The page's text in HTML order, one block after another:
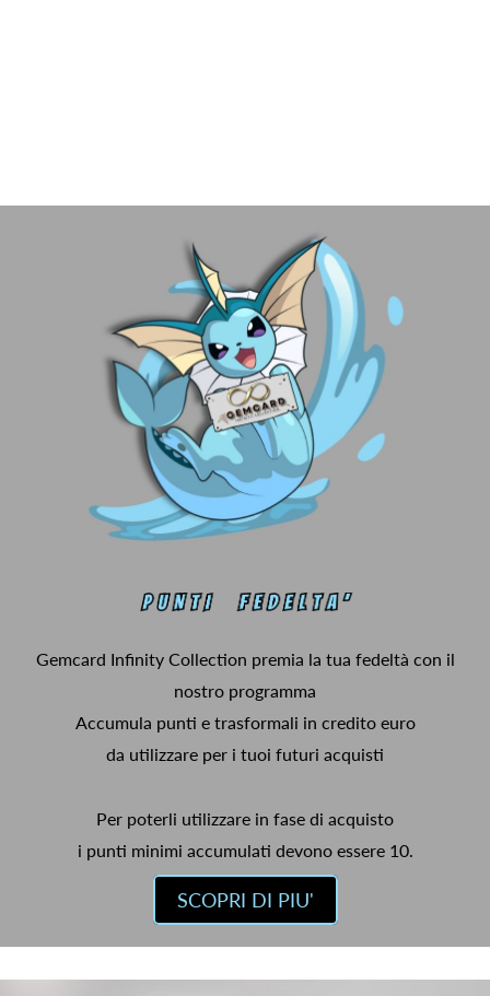
Gemcard Infinity Collection premia la tua fedeltà con il
nostro programma
Accumula punti e trasformali in credito euro
da utilizzare per i tuoi futuri acquisti
Per poterli utilizzare in fase di acquisto
i punti minimi accumulati devono essere 10.
SCOPRI DI PIU'